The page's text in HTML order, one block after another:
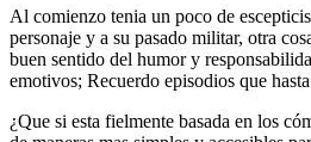
Al comienzo tenia un poco de
personaje y a su pasado militar, otra
buen sentido del humor y
emotivos; Recuerdo episodios que
¿Que si esta fielmente basada en los